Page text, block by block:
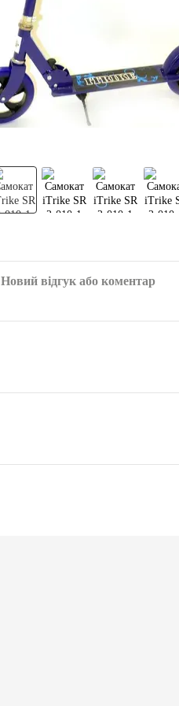
Новий відгук або коментар